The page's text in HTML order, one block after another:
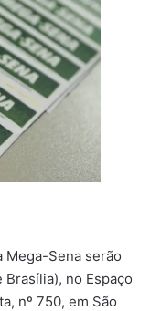
Mega-Sena serão
no Espaço
nº 750, em São